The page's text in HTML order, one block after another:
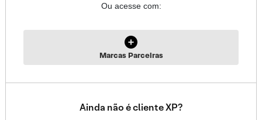
Ou acesse com:
Marcas Parceiras
Ainda não é cliente XP?